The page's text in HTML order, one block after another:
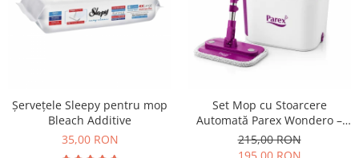
Șervețele Sleepy pentru mop
Bleach Additive
35,00 RON
Set Mop cu Stoarcere
Automată Parex Wondero –
Galeată cu Separare Apă
Curată/Murdară
215,00 RON
195,00 RON